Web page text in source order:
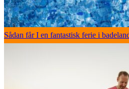
Sådan får I en fantastisk ferie i